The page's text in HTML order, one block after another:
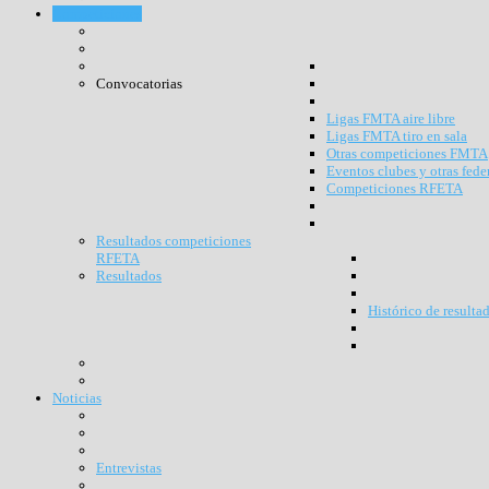
Convocatorias
Ligas FMTA aire libre
Ligas FMTA tiro en sala
Otras competiciones FMTA
Eventos clubes y otras
Competiciones RFETA
Resultados competiciones
RFETA
Resultados
Histórico de
Noticias
Entrevistas